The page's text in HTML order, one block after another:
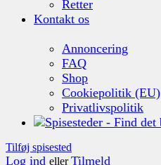
Retter
Kontakt os
Annoncering
FAQ
Shop
Cookiepolitik (EU)
Privatlivspolitik
Tilføj spisested
Log ind eller Tilmeld